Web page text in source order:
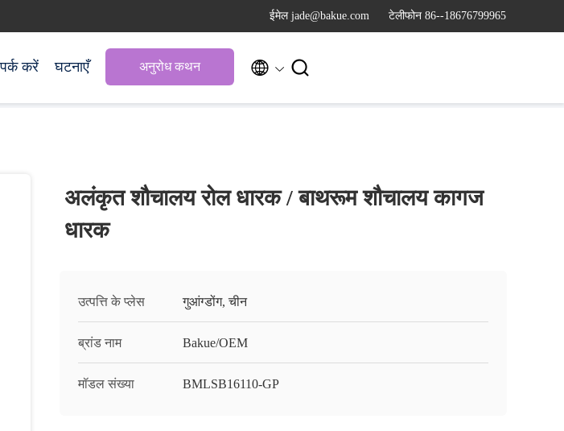
ईमेल jade@bakue.com टेलीफोन 86--18676799965
करें घटनाएँ अनुरोध कथन  
अलंकृत शौचालय रोल धारक / बाथरूम शौचालय कागज
धारक
उत्पत्ति के प्लेस गुआंग्डोंग, चीन
ब्रांड नाम Bakue/OEM
मॉडल संख्या BMLSB16110-GP